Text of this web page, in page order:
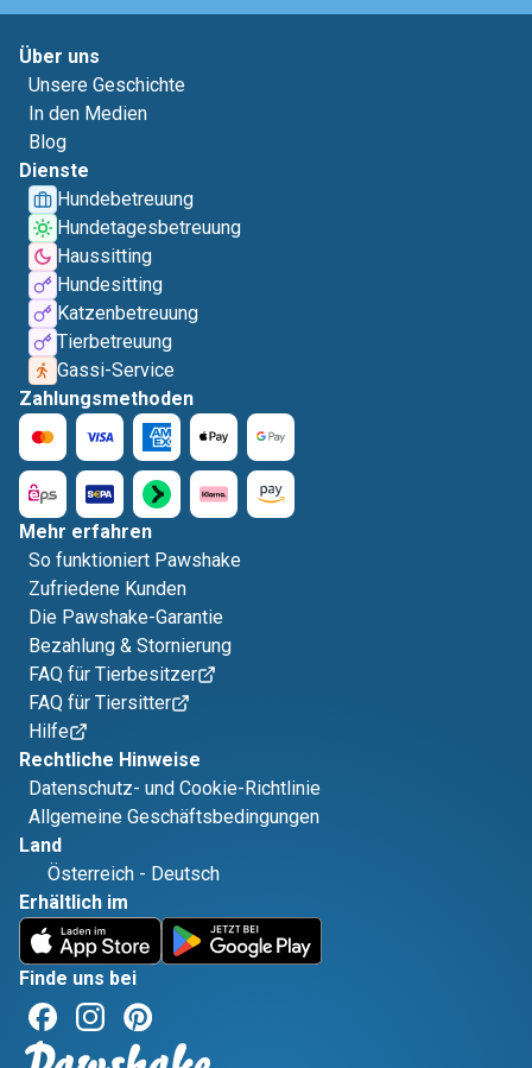
Über uns
Unsere Geschichte
In den Medien
Blog
Dienste
Hundebetreuung
Hundetagesbetreuung
Haussitting
Hundesitting
Katzenbetreuung
Tierbetreuung
Gassi-Service
Zahlungsmethoden
Mehr erfahren
So funktioniert Pawshake
Zufriedene Kunden
Die Pawshake-Garantie
Bezahlung & Stornierung
FAQ für Tierbesitzer
FAQ für Tiersitter
Hilfe
Rechtliche Hinweise
Datenschutz- und Cookie-Richtlinie
Allgemeine Geschäftsbedingungen
Land
Österreich - Deutsch
Erhältlich im
Finde uns bei